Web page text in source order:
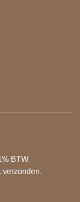
BTW.
verzonden.